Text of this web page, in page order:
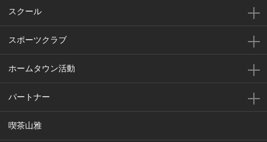
スクール
スポーツクラブ
ホームタウン活動
パートナー
喫茶山雅